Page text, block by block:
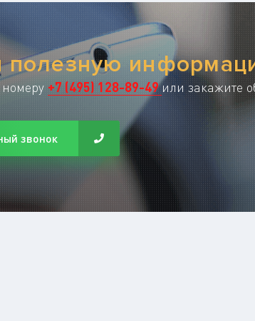
полезную
+7 (495) 128-89-49или закажите
звонок